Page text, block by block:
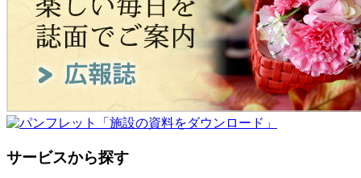
サービスから探す